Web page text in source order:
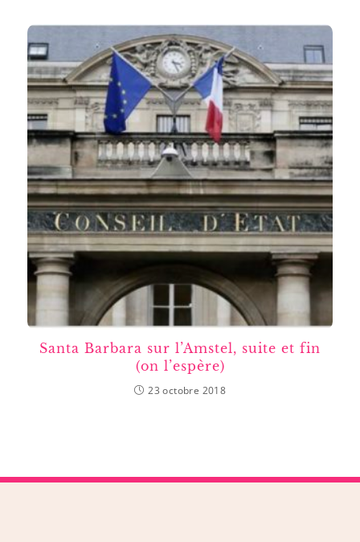
Santa Barbara sur l’Amstel, suite et fin
(on l’espère)
23 octobre 2018